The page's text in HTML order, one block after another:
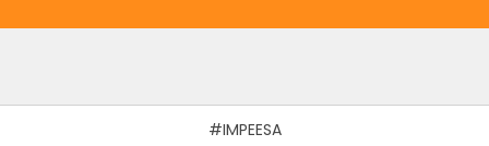
#IMPEESA